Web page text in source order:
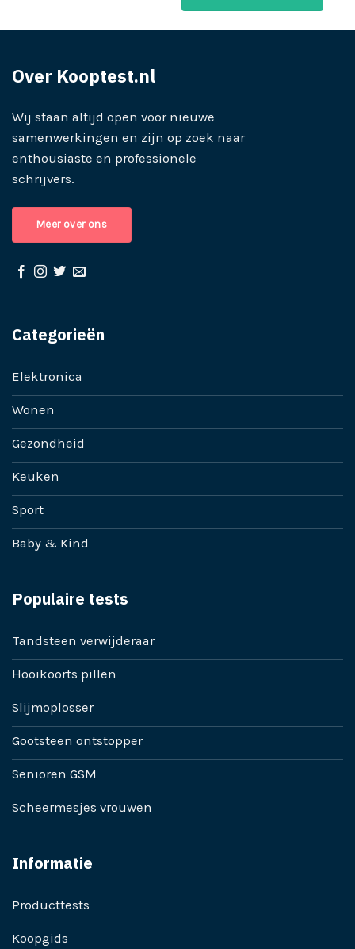
Over Kooptest.nl
Wij staan altijd open voor nieuwe
samenwerkingen en zijn op zoek naar
enthousiaste en professionele
schrijvers.
Meer over ons
Categorieën
Elektronica
Wonen
Gezondheid
Keuken
Sport
Baby & Kind
Populaire tests
Tandsteen verwijderaar
Hooikoorts pillen
Slijmoplosser
Gootsteen ontstopper
Senioren GSM
Scheermesjes vrouwen
Informatie
Producttests
Koopgids